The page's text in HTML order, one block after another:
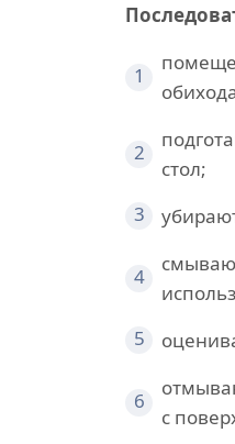
1
2
стол;
3
4
5
6
с